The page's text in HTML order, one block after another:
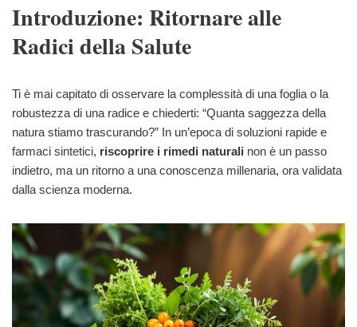
Introduzione: Ritornare alle
Radici della Salute
Ti è mai capitato di osservare la complessità di una foglia o la
robustezza di una radice e chiederti: “Quanta saggezza della
natura stiamo trascurando?” In un’epoca di soluzioni rapide e
farmaci sintetici, riscoprire i rimedi naturali non è un passo
indietro, ma un ritorno a una conoscenza millenaria, ora validata
dalla scienza moderna.